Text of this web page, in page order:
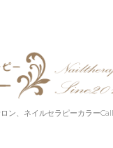
ン、ネイルセラピーカラー